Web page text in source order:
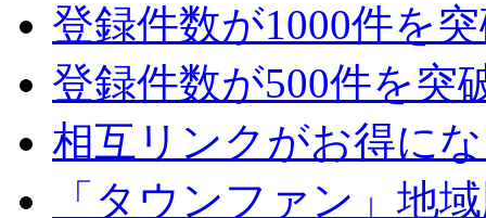
登録件数が1000件を
登録件数が500件を突
相互リンクがお得に
「タウンファン」地